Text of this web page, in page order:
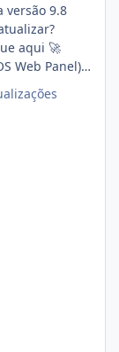
aqui 🚀